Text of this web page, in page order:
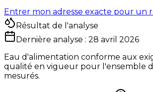
Entrer mon adresse exacte pour un
Résultat de l'analyse
Dernière analyse : 28 avril 2026
Eau d'alimentation conforme aux
qualité en vigueur pour l'ensemble
mesurés.